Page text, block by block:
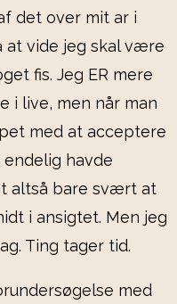
det over mit ar i
at vide jeg skal være
fis. Jeg ER mere
i live, men når man
med at acceptere
havde
altså bare svært at
i ansigtet. Men jeg
Ting tager tid.
med